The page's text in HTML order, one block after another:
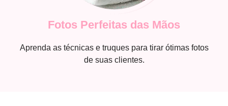
Fotos Perfeitas das Mãos
Aprenda as técnicas e truques para tirar ótimas fotos
de suas clientes.